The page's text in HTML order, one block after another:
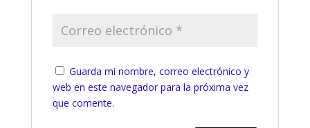
Guarda mi nombre, correo electrónico y
web en este navegador para la próxima vez
que comente.